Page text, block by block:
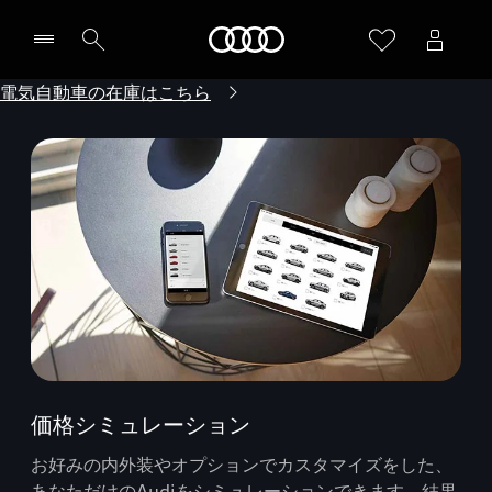
電気自動車の在庫はこちら
価格シミュレーション
お好みの内外装やオプションでカスタマイズをした、